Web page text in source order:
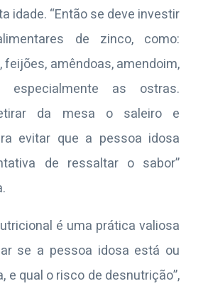
idade. “Então se deve investir
de zinco, como:
feijões, amêndoas, amendoim,
especialmente as ostras.
da mesa o saleiro e
evitar que a pessoa idosa
de ressaltar o sabor”
é uma prática valiosa
se a pessoa idosa está ou
e qual o risco de desnutrição”,